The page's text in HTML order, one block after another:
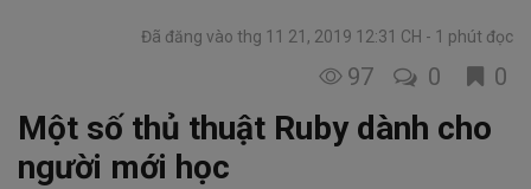
Đã đăng vào thg 11 21, 2019 12:31 CH 1 phút đọc
97 0 0
Một số thủ thuật Ruby dành cho
người mới học